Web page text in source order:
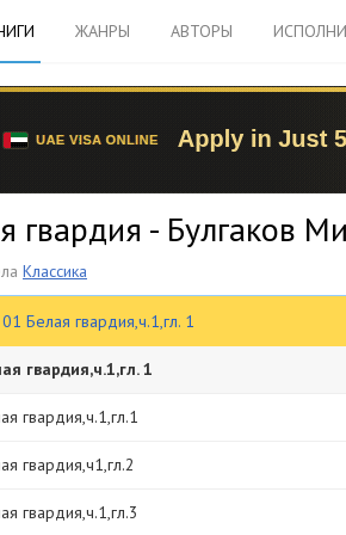
ЖАНРЫ АВТОРЫ
гвардия - Булгаков
Классика
01 Белая гвардия,ч.1,гл. 1
гвардия,ч.1,гл. 1
гвардия,ч.1,гл.1
гвардия,ч1,гл.2
гвардия,ч.1,гл.3